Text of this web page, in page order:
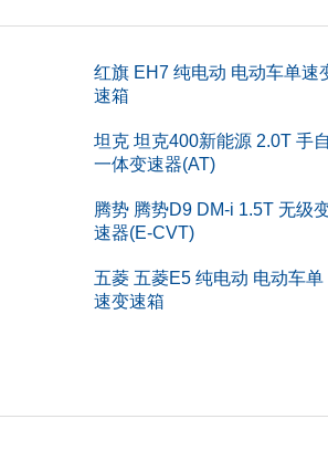
红旗 EH7 纯电动 电动车单速
速箱
坦克 坦克400新能源 2.0T 手自
一体变速器(AT)
腾势 腾势D9 DM-i 1.5T 无级
速器(E-CVT)
五菱 五菱E5 纯电动 电动车单
速变速箱